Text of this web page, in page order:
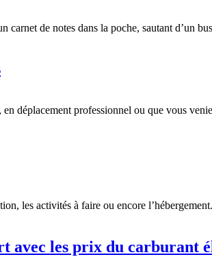
de notes dans la poche, sautant d’un
déplacement professionnel ou que vous
les activités à faire ou encore
avec les prix du carburant